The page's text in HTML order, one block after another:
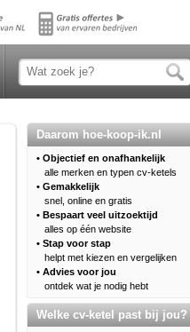
Daarom hoe-koop-ik.nl
• Objectief en onafhankelijk
alle merken en typen cv-ketels
• Gemakkelijk
snel, online en gratis
• Bespaart veel uitzoektijd
alles op één website
• Stap voor stap
helpt met kiezen en vergelijken
• Advies voor jou
ontdek wat je nodig hebt
Welke cv-ketel past bij jou?